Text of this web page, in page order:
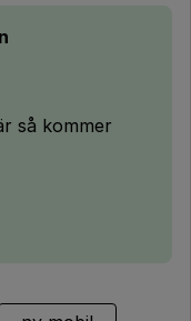
så kommer